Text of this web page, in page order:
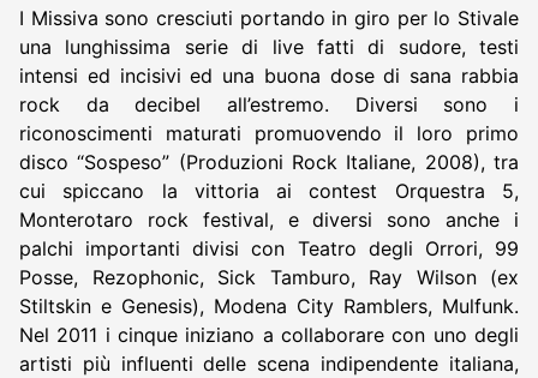
I Missiva sono cresciuti portando in giro per lo Stivale
una lunghissima serie di live fatti di sudore, testi
intensi ed incisivi ed una buona dose di sana rabbia
rock da decibel all’estremo. Diversi sono i
riconoscimenti maturati promuovendo il loro primo
disco “Sospeso” (Produzioni Rock Italiane, 2008), tra
cui spiccano la vittoria ai contest Orquestra 5,
Monterotaro rock festival, e diversi sono anche i
palchi importanti divisi con Teatro degli Orrori, 99
Posse, Rezophonic, Sick Tamburo, Ray Wilson (ex
Stiltskin e Genesis), Modena City Ramblers, Mulfunk.
Nel 2011 i cinque iniziano a collaborare con uno degli
artisti più influenti delle scena indipendente italiana,